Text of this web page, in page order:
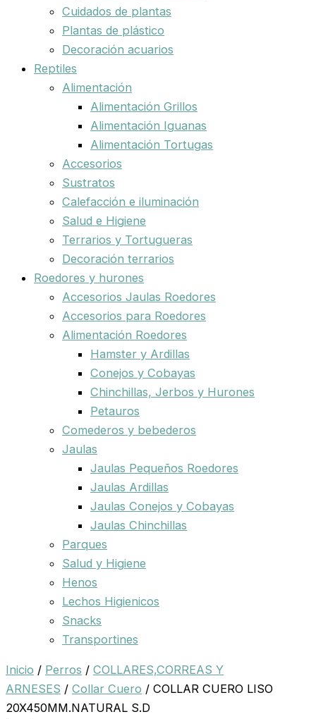
Cuidados de plantas
Plantas de plástico
Decoración acuarios
Reptiles
Alimentación
Alimentación Grillos
Alimentación Iguanas
Alimentación Tortugas
Accesorios
Sustratos
Calefacción e iluminación
Salud e Higiene
Terrarios y Tortugueras
Decoración terrarios
Roedores y hurones
Accesorios Jaulas Roedores
Accesorios para Roedores
Alimentación Roedores
Hamster y Ardillas
Conejos y Cobayas
Chinchillas, Jerbos y Hurones
Petauros
Comederos y bebederos
Jaulas
Jaulas Pequeños Roedores
Jaulas Ardillas
Jaulas Conejos y Cobayas
Jaulas Chinchillas
Parques
Salud y Higiene
Henos
Lechos Higienicos
Snacks
Transportines
Inicio / Perros / COLLARES,CORREAS Y
ARNESES / Collar Cuero / COLLAR CUERO LISO
20X450MM.NATURAL S.D